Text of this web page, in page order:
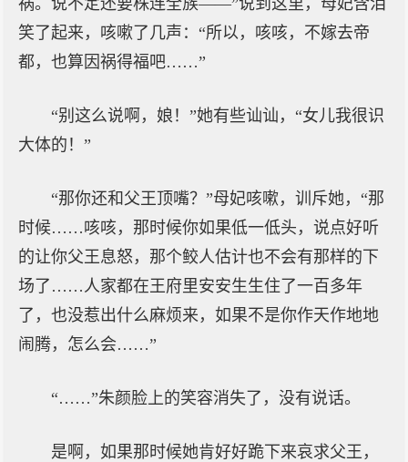
祸。说不定还要株连全族——”说到这里，母妃含泪
笑了起来，咳嗽了几声：“所以，咳咳，不嫁去帝
都，也算因祸得福吧……”
“别这么说啊，娘！”她有些讪讪，“女儿我很识
大体的！”
“那你还和父王顶嘴？”母妃咳嗽，训斥她，“那
时候……咳咳，那时候你如果低一低头，说点好听
的让你父王息怒，那个鲛人估计也不会有那样的下
场了……人家都在王府里安安生生住了一百多年
了，也没惹出什么麻烦来，如果不是你作天作地地
闹腾，怎么会……”
“……”朱颜脸上的笑容消失了，没有说话。
是啊，如果那时候她肯好好跪下来哀求父王，